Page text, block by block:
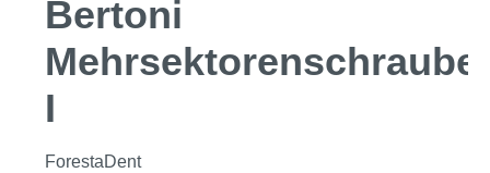
Bertoni
Mehrsektorenschraube
I
ForestaDent